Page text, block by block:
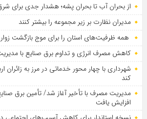
از بحران آب تا بحران پشه؛ هشدار جدی برای
مدیران نظارت بر زیر مجموعه را بیشتر کنند
همه ظرفیت‌های استان را برای موج بازگشت زوار
کاهش مصرف انرژی و تداوم برق صنایع با
شهرداری با چهار محور خدماتی در مرز به
کند
مدیریت مصرف با تأخیر آغاز شد/ تأمین برق
افزایش یافت